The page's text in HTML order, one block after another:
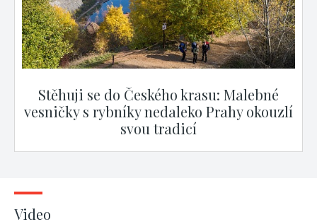
Stěhuji se do Českého krasu: Malebné
vesničky s rybníky nedaleko Prahy okouzlí
svou tradicí
Video